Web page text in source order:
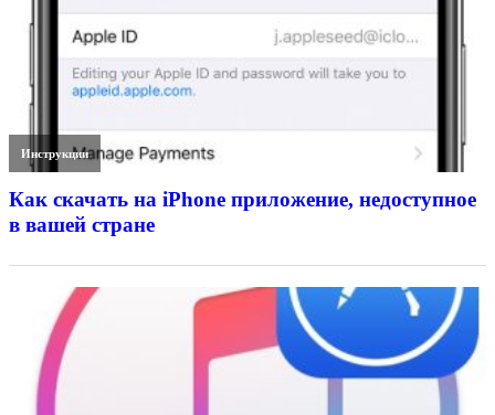
Инструкции
Как скачать на iPhone приложение, недоступное
в вашей стране